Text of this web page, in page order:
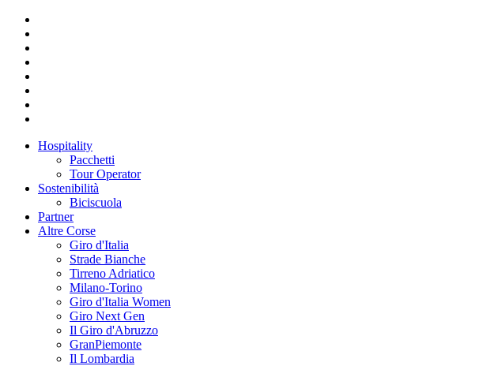
Hospitality
Pacchetti
Tour Operator
Sostenibilità
Biciscuola
Partner
Altre Corse
Giro d'Italia
Strade Bianche
Tirreno Adriatico
Milano-Torino
Giro d'Italia Women
Giro Next Gen
Il Giro d'Abruzzo
GranPiemonte
Il Lombardia